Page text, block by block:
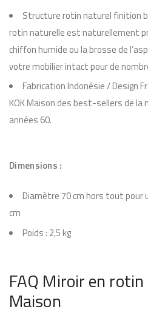
o
i
r
e
n
r
o
n
e
l
K
Structure rotin naturel finition
rotin naturelle est naturellement
chiffon humide ou la brosse de
votre mobilier intact pour de
Fabrication Indonésie / Design
KOK Maison des best-sellers de la
années 60.
Dimensions :
Diamètre 70 cm hors tout pour
cm
Poids : 2,5 kg
FAQ Miroir en
Maison